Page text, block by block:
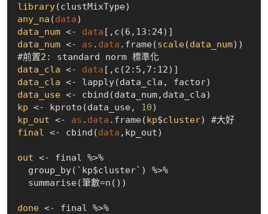
library
any_na (data)
data_num <- data [,c(6,13:24)]
data_num <- as . data .frame(scale(data_num))
#前置2: standard norm 標準化
data_cla <- data [,c(2:5,7:12)]
data_cla
data_use
kp <- kproto(data_use, 10
kp_out <- as . data .frame(kp$cluster) #大好
final <- cbind(data ,kp_out)
out <- final %>%
done <- final %>%